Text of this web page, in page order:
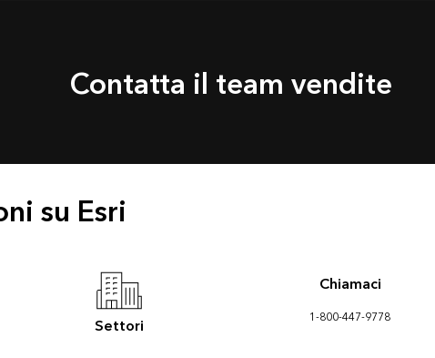
Contatta il team vendite
su Esri
Settori
Chiamaci
1-800-447-9778